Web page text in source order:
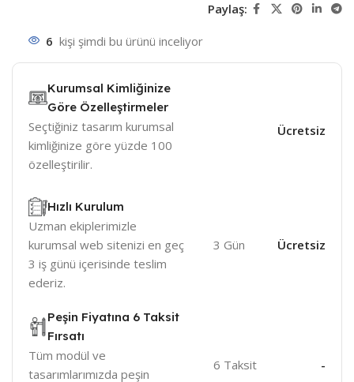
Paylaş:
6 kişi şimdi bu ürünü inceliyor
Kurumsal Kimliğinize
Göre Özelleştirmeler
Seçtiğiniz tasarım kurumsal
kimliğinize göre yüzde 100
özelleştirilir.
Ücretsiz
Hızlı Kurulum
Uzman ekiplerimizle
kurumsal web sitenizi en geç
3 iş günü içerisinde teslim
ederiz.
3 Gün Ücretsiz
Peşin Fiyatına 6 Taksit
Fırsatı
Tüm modül ve
tasarımlarımızda peşin
6 Taksit -